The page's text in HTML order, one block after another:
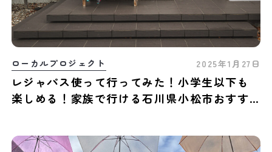
ローカルプロジェクト 2025年1月27日
レジャパス使って行ってみた！小学生以下も
楽しめる！家族で行ける石川県小松市おすす